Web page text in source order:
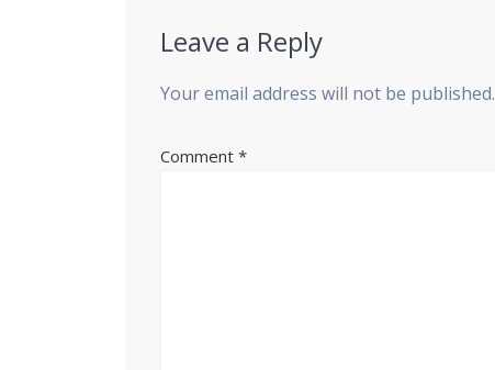
Leave a Reply
Your email address will not be published.
Comment*